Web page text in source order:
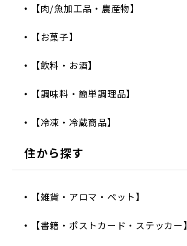
【肉/魚加工品・農産物】
【お菓子】
【飲料・お酒】
【調味料・簡単調理品】
【冷凍・冷蔵商品】
住から探す
【雑貨・アロマ・ペット】
【書籍・ポストカード・ステッカー】